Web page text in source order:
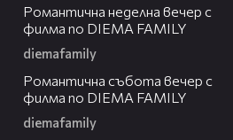
Романтичнa неделна вечер с
филма по DIEMA FAMILY
diemafamily
Романтичнa събота вечер с
филма по DIEMA FAMILY
diemafamily